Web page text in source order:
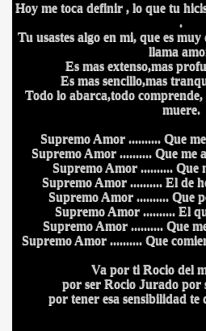
Hoy me toca definir , lo que tu
.
Tu usastes algo en mi, que es
llama
Es mas extenso,mas
Es mas sencillo,mas
Todo lo abarca,todo comprende,
muere.
Supremo Amor .......... Que
Supremo Amor .......... Que me
Supremo Amor .......... Que
Supremo Amor .......... El de
Supremo Amor .......... Que
Supremo Amor .......... El
Supremo Amor .......... Que
Supremo Amor .......... Que
Va por ti Rocio del
por ser Rocio Jurado por
por tener esa sensibilidad